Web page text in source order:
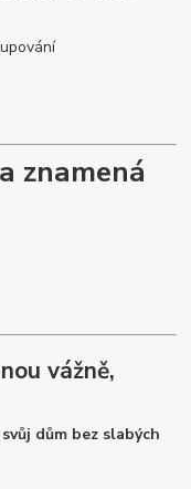
znamená
vážně,
dům bez slabých